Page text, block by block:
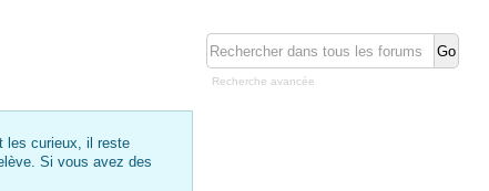
Recherche avancée
les curieux, il reste
Si vous avez des